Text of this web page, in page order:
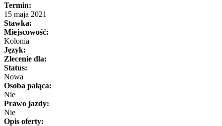
Termin:
15 maja 2021
Stawka:
Miejscowość:
Kolonia
Język:
Zlecenie dla:
Status:
Nowa
Osoba paląca:
Nie
Prawo jazdy:
Nie
Opis oferty: